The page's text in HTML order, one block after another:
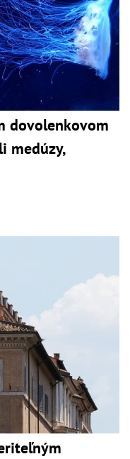
dovolenkovom
medúzy,